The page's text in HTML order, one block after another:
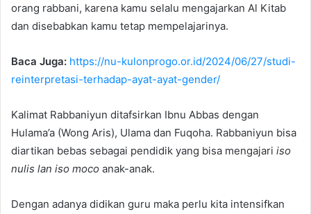
orang rabbani, karena kamu selalu mengajarkan Al Kitab
dan disebabkan kamu tetap mempelajarinya.
Baca Juga: https://nu-kulonprogo.or.id/2024/06/27/studi-
reinterpretasi-terhadap-ayat-ayat-gender/
Kalimat Rabbaniyun ditafsirkan Ibnu Abbas dengan
Hulama’a (Wong Aris), Ulama dan Fuqoha. Rabbaniyun bisa
diartikan bebas sebagai pendidik yang bisa mengajari iso
nulis lan iso moco anak-anak.
Dengan adanya didikan guru maka perlu kita intensifkan